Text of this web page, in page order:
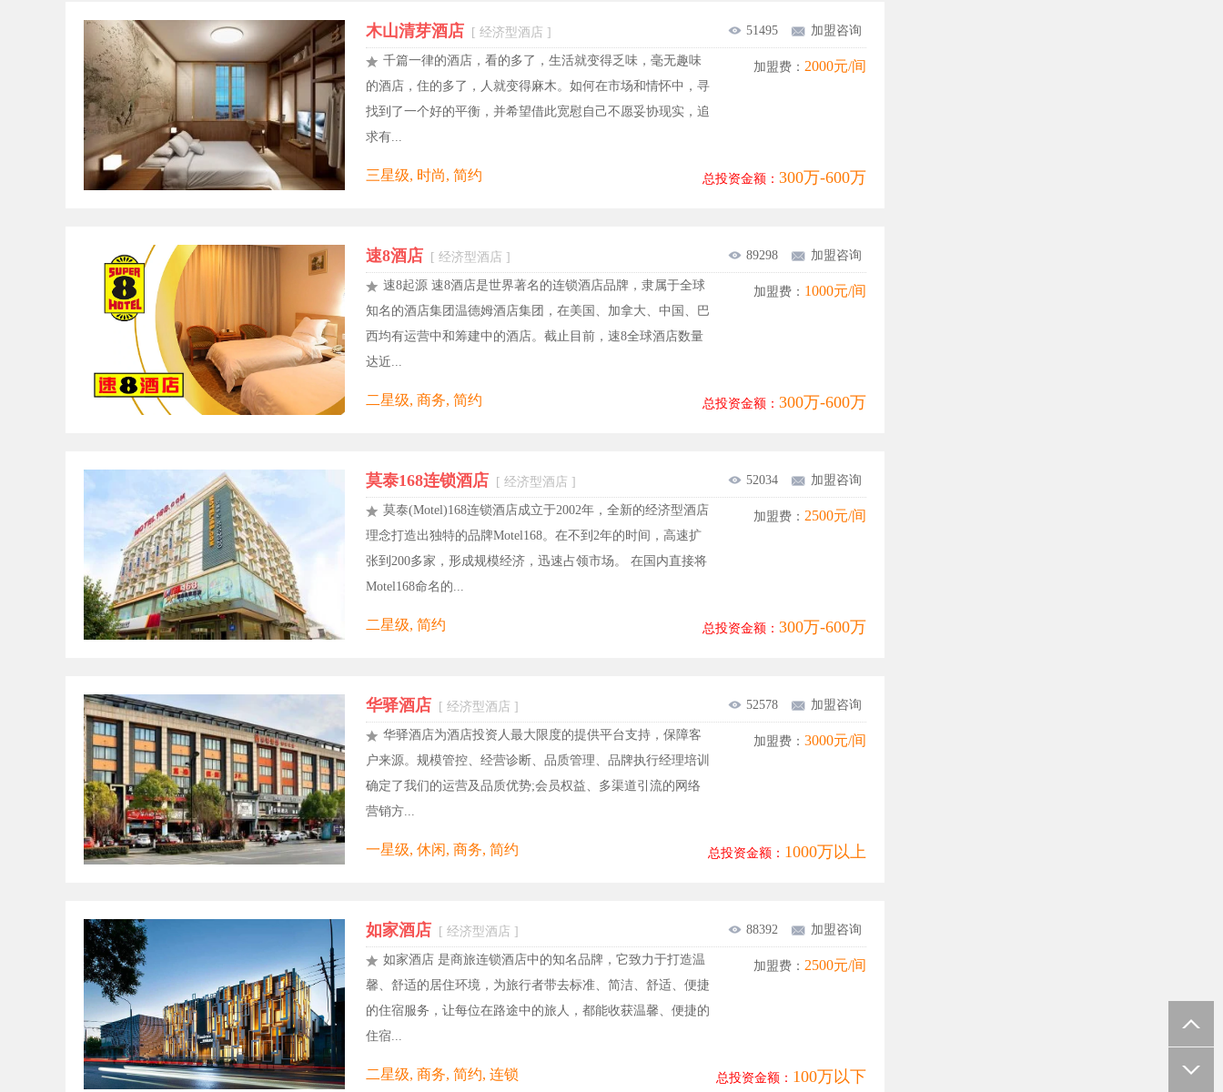
木山清芽酒店 [ 经济型酒店 ] 51495 加盟咨询
千篇一律的酒店，看的多了，生活就变得乏味，毫无趣味
的酒店，住的多了，人就变得麻木。如何在市场和情怀中，寻
找到了一个好的平衡，并希望借此宽慰自己不愿妥协现实，追
求有...
三星级, 时尚, 简约 总投资金额： 300万-600万
加盟费： 2000元/间
速8酒店 [ 经济型酒店 ] 89298 加盟咨询
速8起源 速8酒店是世界著名的连锁酒店品牌，隶属于全球
知名的酒店集团温德姆酒店集团，在美国、加拿大、中国、巴
西均有运营中和筹建中的酒店。截止目前，速8全球酒店数量
达近...
二星级, 商务, 简约 总投资金额： 300万-600万
加盟费： 1000元/间
莫泰168连锁酒店 [ 经济型酒店 ] 52034 加盟咨询
莫泰(Motel)168连锁酒店成立于2002年，全新的经济型酒店
理念打造出独特的品牌Motel168。在不到2年的时间，高速扩
张到200多家，形成规模经济，迅速占领市场。 在国内直接将
Motel168命名的...
二星级, 简约 总投资金额： 300万-600万
加盟费： 2500元/间
华驿酒店 [ 经济型酒店 ] 52578 加盟咨询
华驿酒店为酒店投资人最大限度的提供平台支持，保障客
户来源。规模管控、经营诊断、品质管理、品牌执行经理培训
确定了我们的运营及品质优势;会员权益、多渠道引流的网络
营销方...
一星级, 休闲, 商务, 简约 总投资金额： 1000万以上
加盟费： 3000元/间
如家酒店 [ 经济型酒店 ] 88392 加盟咨询
如家酒店 是商旅连锁酒店中的知名品牌，它致力于打造温
馨、舒适的居住环境，为旅行者带去标准、简洁、舒适、便捷
的住宿服务，让每位在路途中的旅人，都能收获温馨、便捷的
住宿...
二星级, 商务, 简约, 连锁 总投资金额： 100万以下
加盟费： 2500元/间